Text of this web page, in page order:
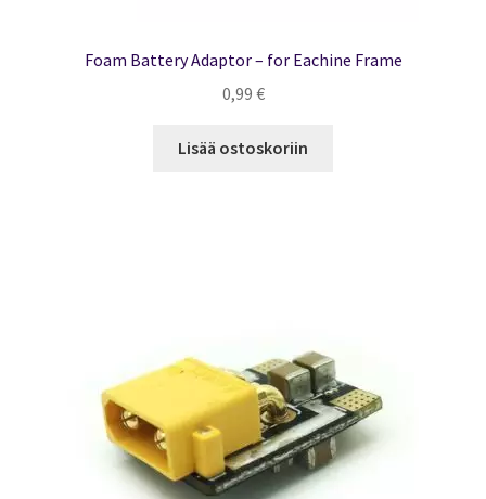
Foam Battery Adaptor – for Eachine Frame
0,99 €
Lisää ostoskoriin